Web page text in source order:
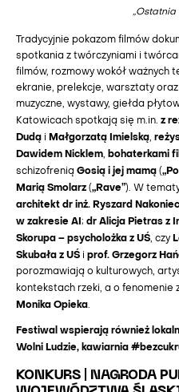
„Ostatnia
Tradycyjnie pokazom filmów
spotkania z twórczyniami i
filmów, rozmowy wokół ważnych
ekranie, prelekcje, warsztaty
muzyczne, wystawy, giełda
Katowicach spotkają się m.in. z
Dudą
Małgorzatą Imielską,
Dawidem Nicklem, bohaterkami
schizofrenią Gosią i jej mamą (
Marią Smolarz („Rave”). W
architekt dr inż. Ryszard
w zakresie AI ; dr Alicja Pietras z
Skorupa – psycholożka z UŚ, czy
Skubała z UŚ
prof. Grzegorz
porozmawiają o kulturowych,
kontekstach rzeki, a o fenomenie
Monika Opieka.
Festiwal wspierają również
Wolni Ludzie, kawiarnia
KONKURS | NAGRODA